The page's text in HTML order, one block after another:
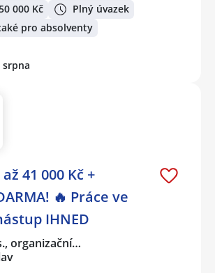
000 Kč
Plný úvazek
pro absolventy
srpna
41 000 Kč +
🔥 Práce ve
IHNED
organizační…